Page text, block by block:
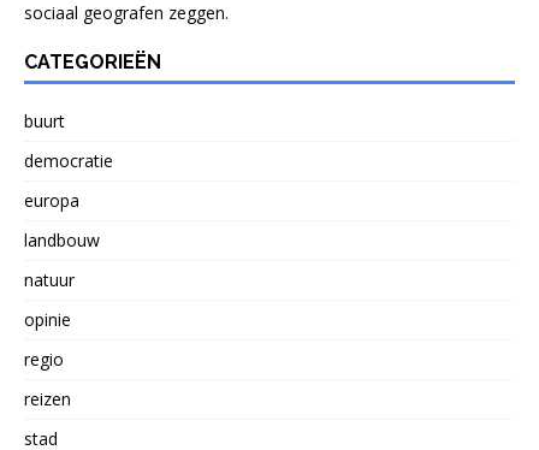
sociaal geografen zeggen.
CATEGORIEËN
buurt
democratie
europa
landbouw
natuur
opinie
regio
reizen
stad